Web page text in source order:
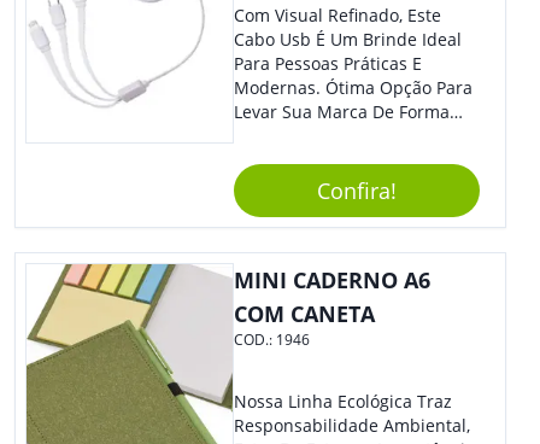
Com Visual Refinado, Este
Cabo Usb É Um Brinde Ideal
Para Pessoas Práticas E
Modernas. Ótima Opção Para
Levar Sua Marca De Forma
Sua Empresa Em Eventos,
Reuniões Corporativas Ou Até
Mesmo Para Presentear
Colaboradores E Parceiros De
Sua Empresa.
Confira!
MINI CADERNO A6
COM CANETA
COD.: 1946
Nossa Linha Ecológica Traz
Responsabilidade Ambiental,